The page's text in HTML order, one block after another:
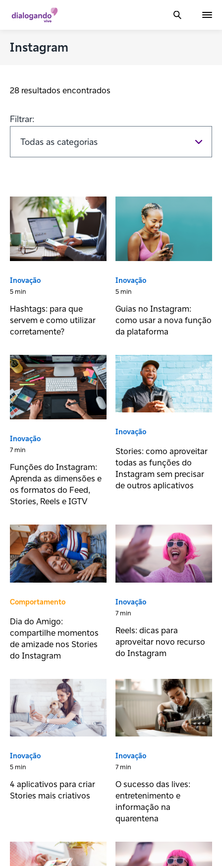
Instagram
28 resultados encontrados
Filtrar:
Inovação
5 min
Hashtags: para que
servem e como utilizar
corretamente?
Inovação
5 min
Guias no Instagram:
como usar a nova função
da plataforma
Inovação
7 min
Funções do Instagram:
Aprenda as dimensões e
os formatos do Feed,
Stories, Reels e IGTV
Inovação
Stories: como aproveitar
todas as funções do
Instagram sem precisar
de outros aplicativos
Comportamento
Dia do Amigo:
compartilhe momentos
de amizade nos Stories
do Instagram
Inovação
7 min
Reels: dicas para
aproveitar novo recurso
do Instagram
Inovação
5 min
4 aplicativos para criar
Stories mais criativos
Inovação
7 min
O sucesso das lives:
entretenimento e
informação na
quarentena